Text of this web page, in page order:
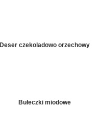
Deser czekoladowo orzechowy
Bułeczki miodowe